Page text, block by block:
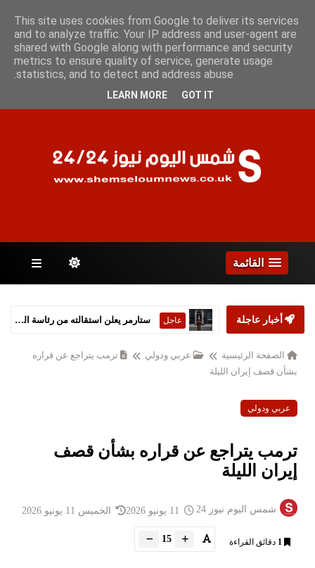
الصفحات
القائمة
أخبار عاجلة عاجل ستارمر يعلن استقالته من رئاسة الحكومة البريطانية
الصفحة الرئيسية عربي ودولي
ترمب يتراجع عن قراره
بشأن قصف إيران الليلة
عربي ودولي
ترمب يتراجع عن قراره بشأن قصف
إيران الليلة
شمس اليوم نيوز 24 الخميس 11 يونيو 2026
1 دقائق القراءة 15
This site uses cookies from Google to deliver its services
and to analyze traffic. Your IP address and user-agent are
shared with Google along with performance and security
metrics to ensure quality of service, generate usage
statistics, and to detect and address abuse.
LEARN MORE GOT IT